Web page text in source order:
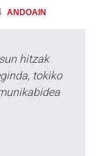
ANDOAIN
hitzak
tokiko